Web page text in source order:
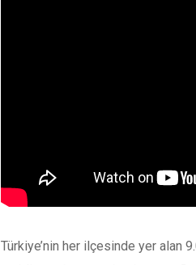
Türkiye’nin her ilçesinde yer alan